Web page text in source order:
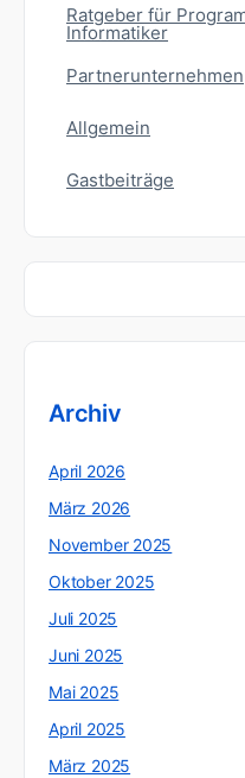
Ratgeber für
Informatiker
Partnerunternehmen
Allgemein
Gastbeiträge
Archiv
April 2026
März 2026
November 2025
Oktober 2025
Juli 2025
Juni 2025
Mai 2025
April 2025
März 2025